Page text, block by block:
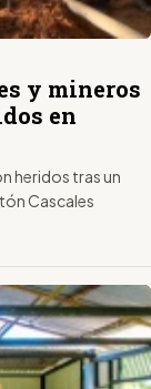
y mineros
en
heridos tras un
Cascales